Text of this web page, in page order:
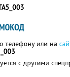
телефону или на
с другими